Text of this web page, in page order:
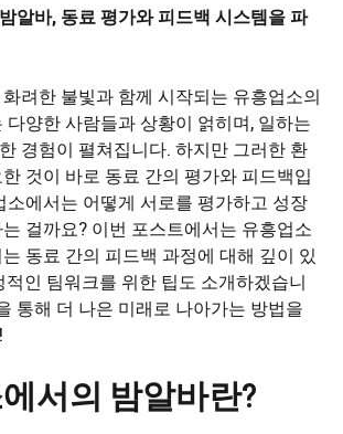
알바, 동료 평가와 피드백 시스템을 파
려한 불빛과 함께 시작되는 유흥업소의
다양한 사람들과 상황이 얽히며, 일하는
경험이 펼쳐집니다. 하지만 그러한 환
것이 바로 동료 간의 평가와 피드백입
소에서는 어떻게 서로를 평가하고 성장
걸까요? 이번 포스트에서는 유흥업소
동료 간의 피드백 과정에 대해 깊이 있
적인 팀워크를 위한 팁도 소개하겠습니
통해 더 나은 미래로 나아가는 방법을
서의 밤알바란?